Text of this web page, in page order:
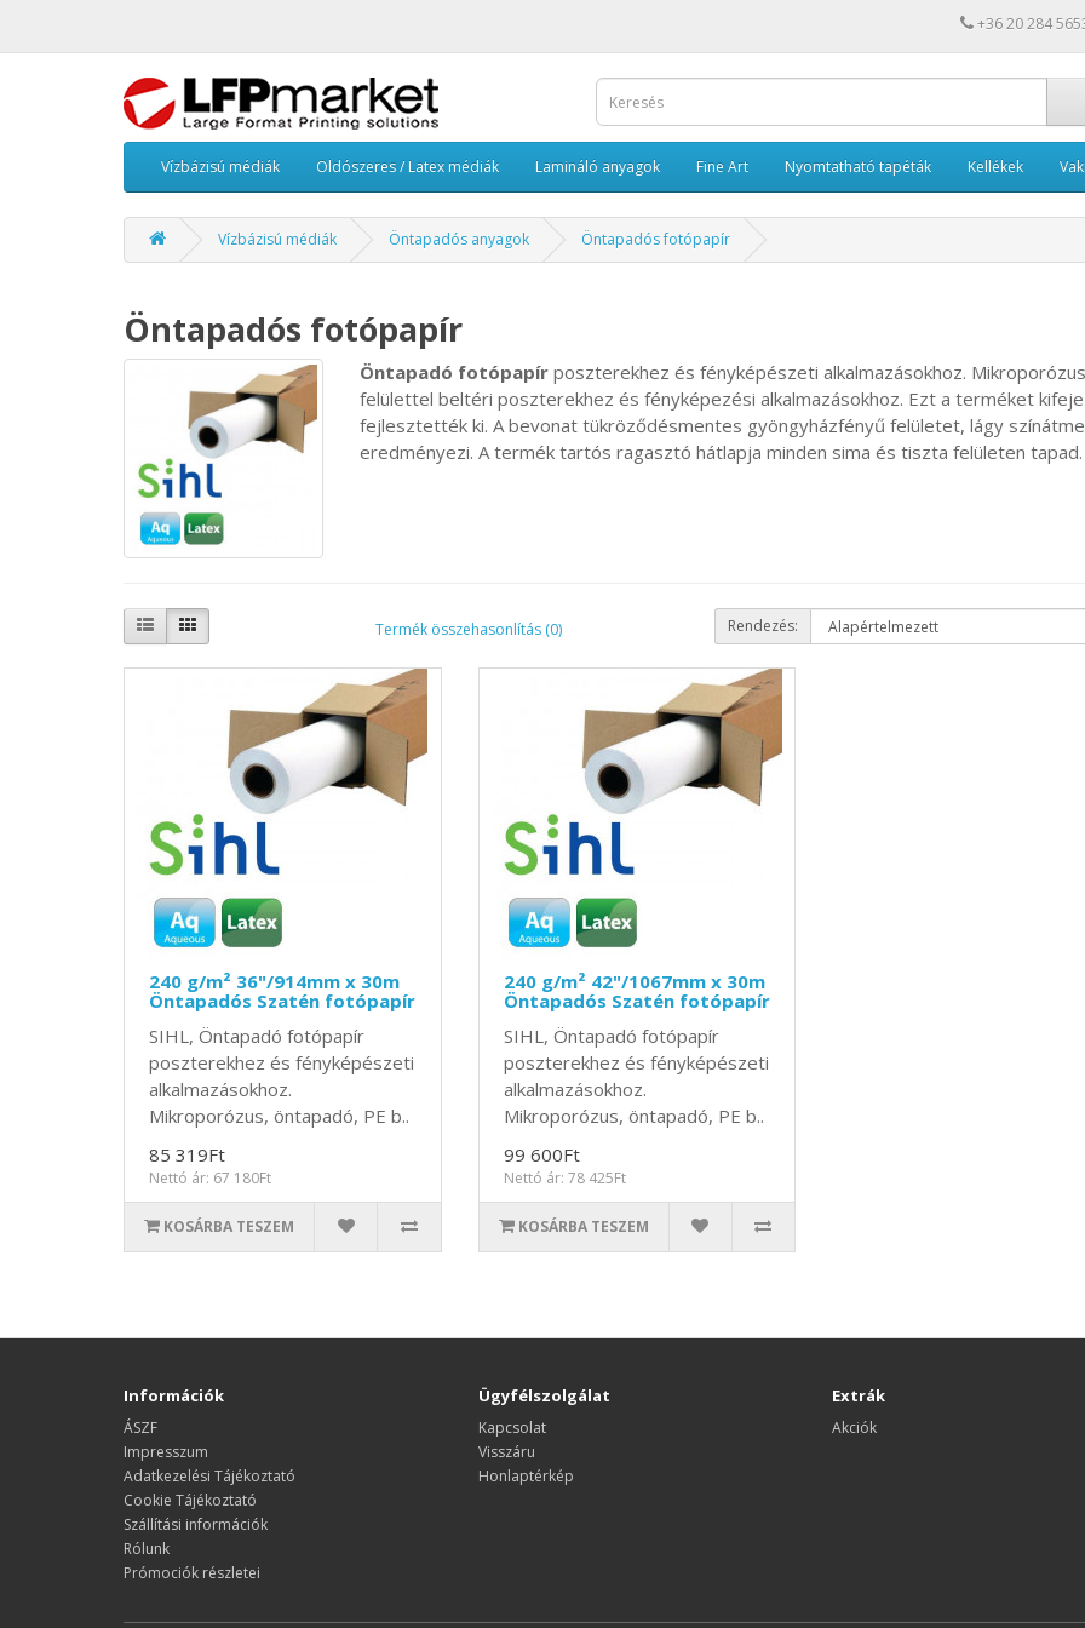
+36 20 284
Vízbázisú médiák Oldószeres / Latex médiák Lamináló anyagok Fine Art Nyomtatható tapéták Kellékek
Vízbázisú médiák Öntapadós anyagok Öntapadós fotópapír
Öntapadós fotópapír
Öntapadó fotópapír poszterekhez és fényképészeti alkalmazásokhoz.
felülettel beltéri poszterekhez és fényképezési alkalmazásokhoz. Ezt a terméket
fejlesztették ki. A bevonat tükröződésmentes gyöngyházfényű felületet, lágy
eredményezi. A termék tartós ragasztó hátlapja minden sima és tiszta felületen tapad.
Termék összehasonlítás (0) Rendezés:
240 g/m² 36"/914mm x 30m
Öntapadós Szatén fotópapír
SIHL, Öntapadó fotópapír
poszterekhez és fényképészeti
alkalmazásokhoz.
Mikroporózus, öntapadó, PE b..
85 319Ft
Nettó ár: 67 180Ft
KOSÁRBA TESZEM
240 g/m² 42"/1067mm x 30m
Öntapadós Szatén fotópapír
SIHL, Öntapadó fotópapír
poszterekhez és fényképészeti
alkalmazásokhoz.
Mikroporózus, öntapadó, PE b..
99 600Ft
Nettó ár: 78 425Ft
KOSÁRBA TESZEM
Információk
ÁSZF
Impresszum
Adatkezelési Tájékoztató
Cookie Tájékoztató
Szállítási információk
Rólunk
Prómociók részletei
Ügyfélszolgálat
Kapcsolat
Visszáru
Honlaptérkép
Extrák
Akciók